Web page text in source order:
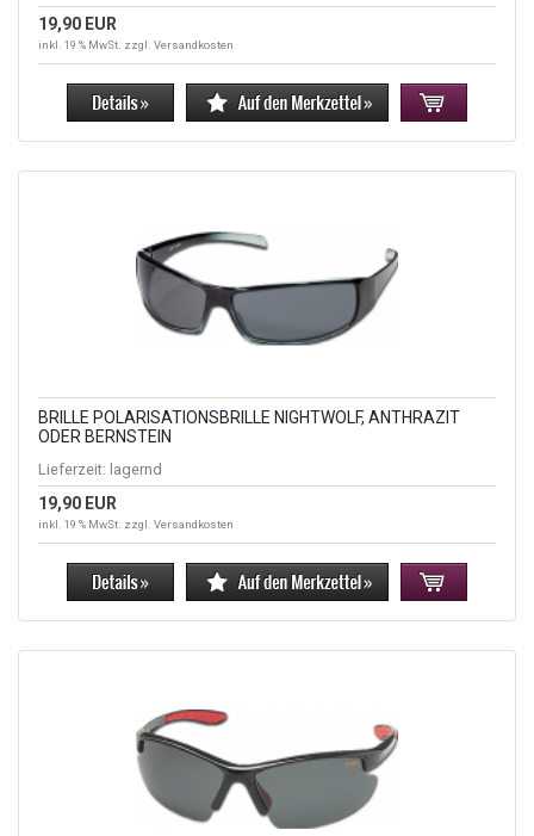
19,90 EUR
inkl. 19 % MwSt. zzgl. Versandkosten
BRILLE POLARISATIONSBRILLE NIGHTWOLF, ANTHRAZIT
ODER BERNSTEIN
Lieferzeit: lagernd
19,90 EUR
inkl. 19 % MwSt. zzgl. Versandkosten